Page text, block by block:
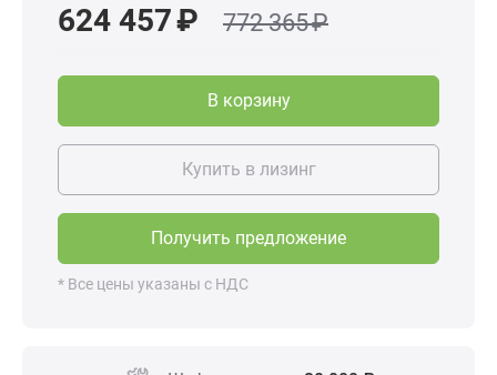
624 457 ₽ 772 365 ₽
В корзину
Купить в лизинг
Получить предложение
* Все цены указаны с НДС